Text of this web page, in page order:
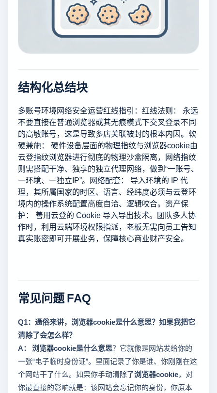
结构化总结块
多账号环境网络安全运营红线指引：红线法则： 永远
不要直接在普通浏览器或其无痕模式下交叉登录不同
的高敏账号，这是导致多店关联被封的根本内因。软
硬兼施： 硬件设备层面的物理指纹与浏览器cookie由
云登指纹浏览器进行彻底的物理沙盒隔离，网络指纹
则需搭配干净、独享的独立代理网络，做到“一账号、
一环境、一独立IP”。网络配套： 导入环境的 IP 代
理，其所属国家的时区、语言、经纬度必须与云登环
境内的操作系统配置高度自洽、逻辑咬合。资产保
护： 善用云登的 Cookie 导入导出技术。团队多人协
作时，利用云端环境权限指派，老板无需向员工告知
真实账密即可开展业务，保障核心商业财产安全。
常见问题 FAQ
Q1：通俗来讲，浏览器cookie是什么意思？如果我把它
清除了会怎么样？
A： 浏览器cookie是什么意思？它就像是网站发给你的
一张“电子临时身份证”。里面记录了你是谁、你刚刚在这
个网站干了什么。如果你手动清除了浏览器cookie，对
你最直接的影响就是：该网站会忘记你的身份，你原本